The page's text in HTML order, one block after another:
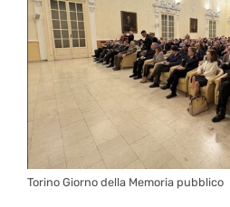
Torino Giorno della Memoria pubblico